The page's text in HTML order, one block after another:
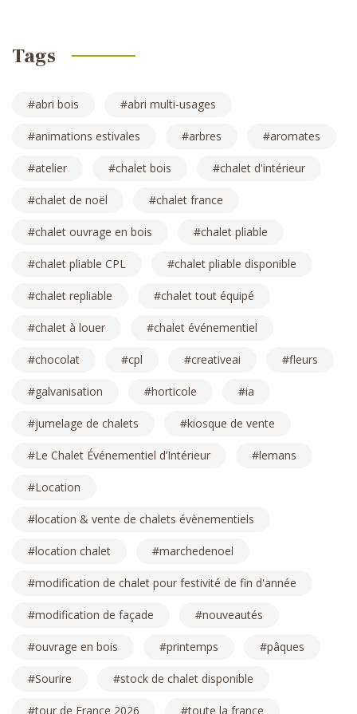
Tags
abri bois abri multi-usages
animations estivales arbres aromates
atelier chalet bois chalet d'intérieur
chalet de noël chalet france
chalet ouvrage en bois chalet pliable
chalet pliable CPL chalet pliable disponible
chalet repliable chalet tout équipé
chalet à louer chalet événementiel
chocolat cpl creativeai fleurs
galvanisation horticole ia
jumelage de chalets kiosque de vente
Le Chalet Événementiel d’Intérieur lemans
Location
location & vente de chalets évènementiels
location chalet marchedenoel
modification de chalet pour festivité de fin d'année
modification de façade nouveautés
ouvrage en bois printemps pâques
Sourire stock de chalet disponible
tour de France 2026 toute la france